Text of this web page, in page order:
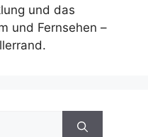
und das
und Fernsehen –